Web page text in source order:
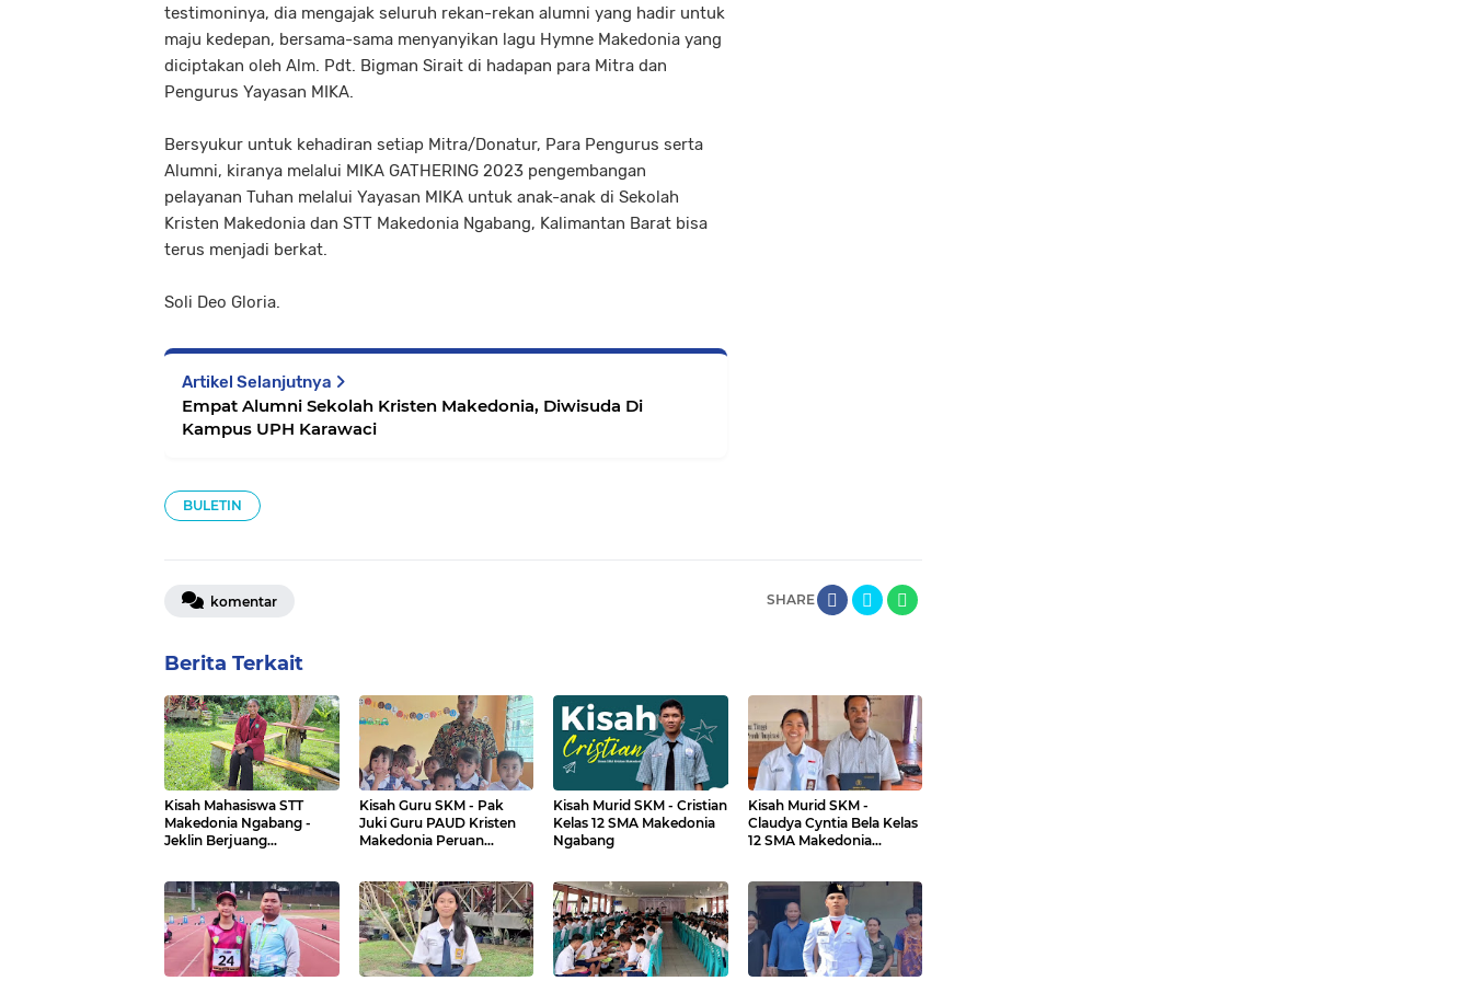
testimoninya, dia mengajak seluruh rekan-rekan alumni yang hadir untuk
maju kedepan, bersama-sama menyanyikan lagu Hymne Makedonia yang
diciptakan oleh Alm. Pdt. Bigman Sirait di hadapan para Mitra dan
Pengurus Yayasan MIKA.
Bersyukur untuk kehadiran setiap Mitra/Donatur, Para Pengurus serta
Alumni, kiranya melalui MIKA GATHERING 2023 pengembangan
pelayanan Tuhan melalui Yayasan MIKA untuk anak-anak di Sekolah
Kristen Makedonia dan STT Makedonia Ngabang, Kalimantan Barat bisa
terus menjadi berkat.
Soli Deo Gloria.
Artikel Selanjutnya
Empat Alumni Sekolah Kristen Makedonia, Diwisuda Di
Kampus UPH Karawaci
BULETIN
SHARE
komentar
Berita Terkait
Kisah Mahasiswa STT
Makedonia Ngabang -
Jeklin Berjuang
Kisah Guru SKM - Pak
Juki Guru PAUD Kristen
Makedonia Peruan
Kisah Murid SKM - Cristian
Kelas 12 SMA Makedonia
Ngabang
Kisah Murid SKM -
Claudya Cyntia Bela Kelas
12 SMA Makedonia